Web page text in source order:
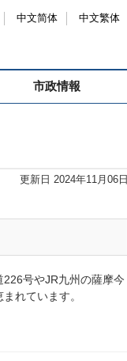
中文简体 中文繁体
市政情報
更新日 2024年11月06日
号やJR九州の薩摩今
れています。